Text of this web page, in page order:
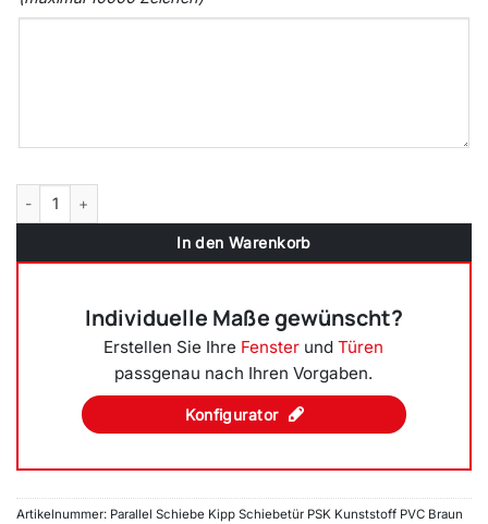
Parallel Schiebe Kipp Schiebetür PSK Kunststoff Braun Maron Menge
In den Warenkorb
Individuelle Maße gewünscht?
Erstellen Sie Ihre Fenster undTüren
passgenau nach Ihren Vorgaben.
Konfigurator
Artikelnummer: Parallel Schiebe Kipp Schiebetür PSK Kunststoff PVC Braun